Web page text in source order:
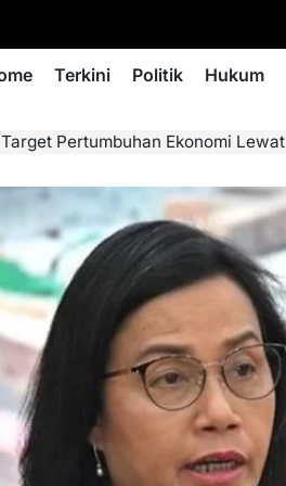
Terkini Politik Hukum
Ekonomi Lewat Program Stimulus